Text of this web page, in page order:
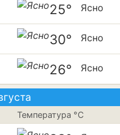
25° Ясно
30° Ясно
26° Ясно
Температура °C